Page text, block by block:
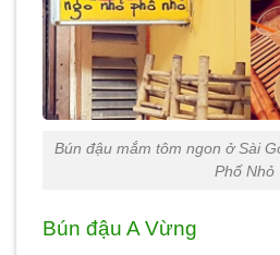
Bún đậu mắm tôm ngon ở Sài
Phố Nhỏ
Bún đậu A Vừng